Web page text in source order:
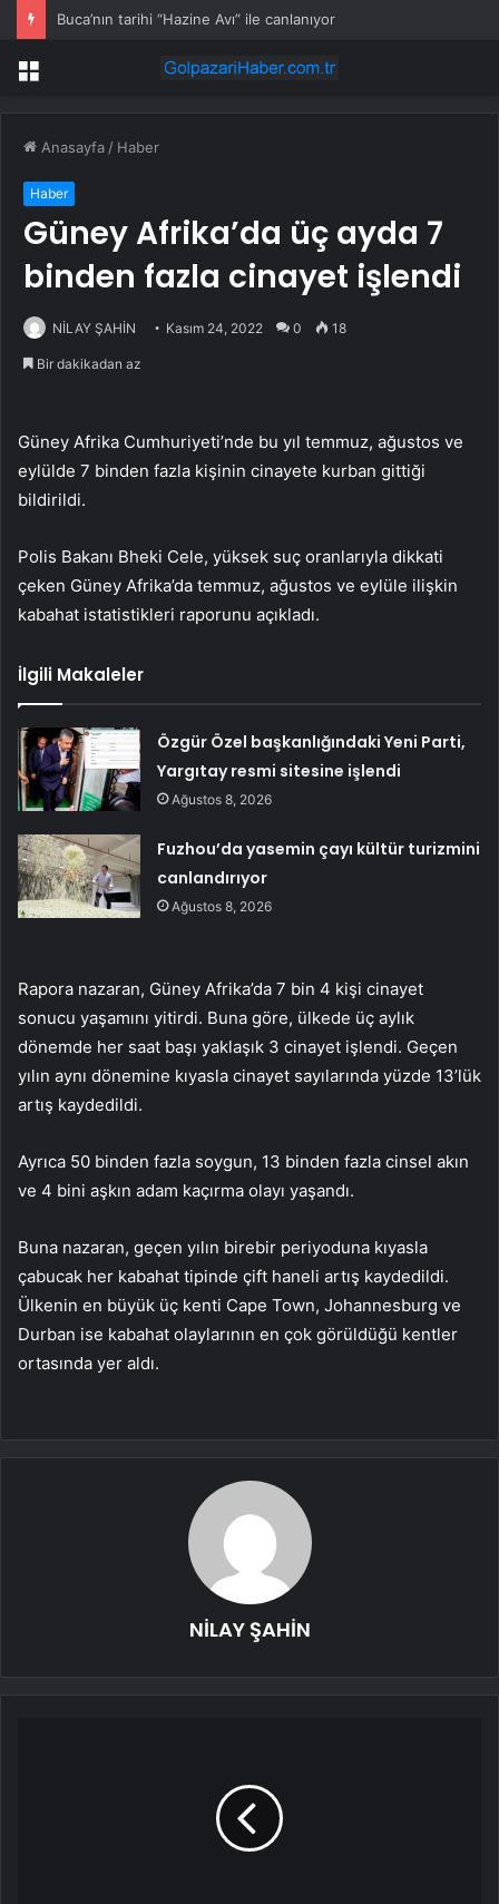
Buca’nın tarihi “Hazine Avı” ile canlanıyor
Menü
Anasayfa / Haber
Haber
Güney Afrika’da üç ayda 7
binden fazla cinayet işlendi
NİLAY ŞAHİN Kasım 24, 2022 0 18
Bir dakikadan az
Güney Afrika Cumhuriyeti’nde bu yıl temmuz, ağustos ve
eylülde 7 binden fazla kişinin cinayete kurban gittiği
bildirildi.
Polis Bakanı Bheki Cele, yüksek suç oranlarıyla dikkati
çeken Güney Afrika’da temmuz, ağustos ve eylüle ilişkin
kabahat istatistikleri raporunu açıkladı.
İlgili Makaleler
Özgür Özel başkanlığındaki Yeni Parti,
Yargıtay resmi sitesine işlendi
Ağustos 8, 2026
Fuzhou’da yasemin çayı kültür turizmini
canlandırıyor
Ağustos 8, 2026
Rapora nazaran, Güney Afrika’da 7 bin 4 kişi cinayet
sonucu yaşamını yitirdi. Buna göre, ülkede üç aylık
dönemde her saat başı yaklaşık 3 cinayet işlendi. Geçen
yılın aynı dönemine kıyasla cinayet sayılarında yüzde 13’lük
artış kaydedildi.
Ayrıca 50 binden fazla soygun, 13 binden fazla cinsel akın
ve 4 bini aşkın adam kaçırma olayı yaşandı.
Buna nazaran, geçen yılın birebir periyoduna kıyasla
çabucak her kabahat tipinde çift haneli artış kaydedildi.
Ülkenin en büyük üç kenti Cape Town, Johannesburg ve
Durban ise kabahat olaylarının en çok görüldüğü kentler
ortasında yer aldı.
NİLAY ŞAHİN